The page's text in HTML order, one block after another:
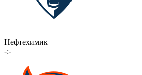
Нефтехимик
-:-